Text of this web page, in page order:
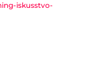
iskusstvo-